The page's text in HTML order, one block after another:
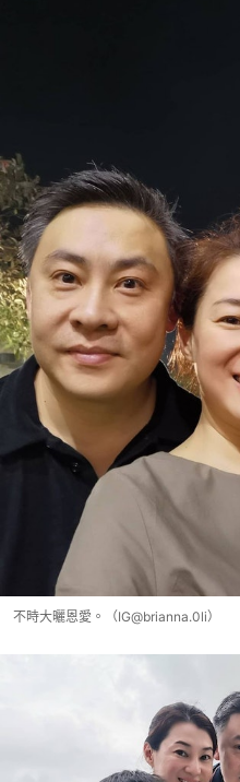
不時大曬恩愛。（IG@brianna.0li）